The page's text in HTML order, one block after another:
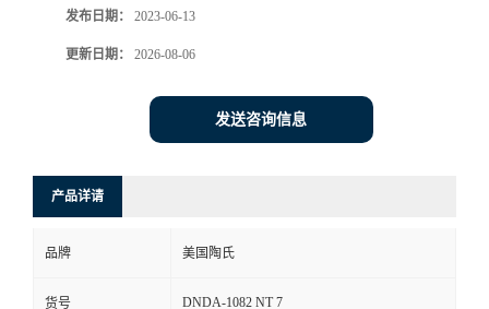
发布日期： 2023-06-13
更新日期： 2026-08-06
发送咨询信息
产品详请
品牌 美国陶氏
货号 DNDA-1082 NT 7